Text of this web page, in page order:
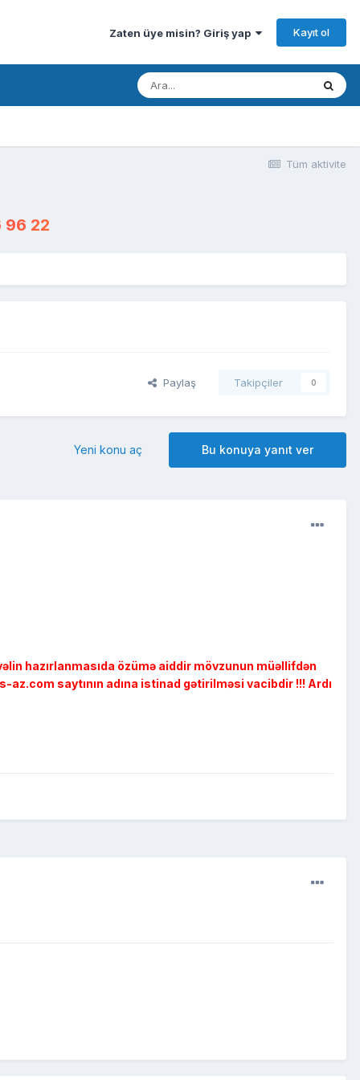
Zaten üye misin? Giriş yap Kayıt ol
Tüm aktivite
96 22
Paylaş Takipçiler 0
Bu konuya yanıt ver
Yeni konu aç
hazırlanmasıda özümə aiddir mövzunun müəllifdən
az.com saytının adına istinad gətirilməsi vacibdir !!! Ardı